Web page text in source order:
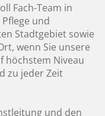
Fach-Team in
und
Stadtgebiet sowie
wenn Sie unsere
höchstem Niveau
zu jeder Zeit
und den